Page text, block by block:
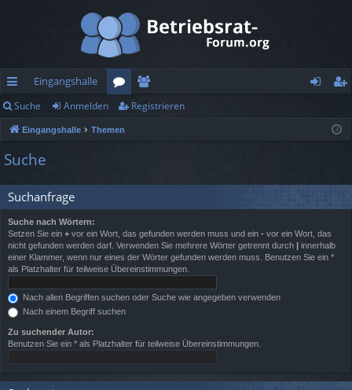
ch
ne
llz
ug
rif
f
Eingangshalle
or
en
itg
r
de
n
ist
re
n
Suche Anmelden Registrieren
Eingangshalle Themen
Suche
Suchanfrage
Suche nach Wörtern:
Setzen Sie ein + vor ein Wort, das gefunden werden muss und ein - vor ein Wort, das
nicht gefunden werden darf. Verwenden Sie mehrere Wörter getrennt durch | innerhalb
einer Klammer, wenn nur eines der Wörter gefunden werden muss. Benutzen Sie ein *
als Platzhalter für teilweise Übereinstimmungen.
Nach allen Begriffen suchen oder Suche wie angegeben verwenden
Nach einem Begriff suchen
Zu suchender Autor:
Benutzen Sie ein * als Platzhalter für teilweise Übereinstimmungen.